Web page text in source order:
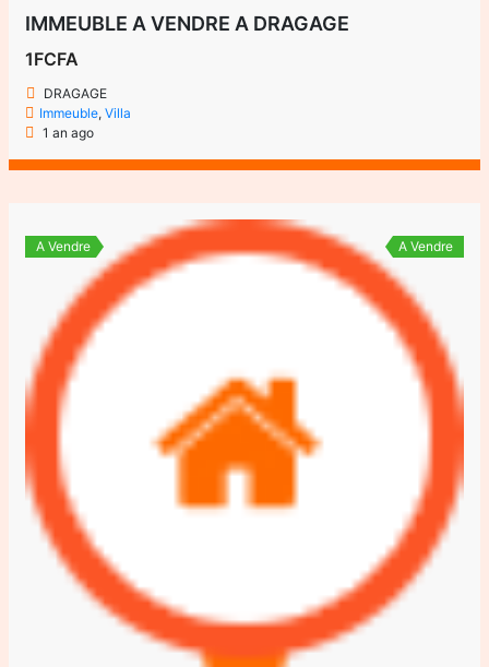
IMMEUBLE A VENDRE A DRAGAGE
1FCFA
DRAGAGE
Immeuble,Villa
1 an ago
A Vendre A Vendre